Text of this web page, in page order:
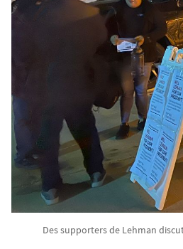
Des supporters de Lehman